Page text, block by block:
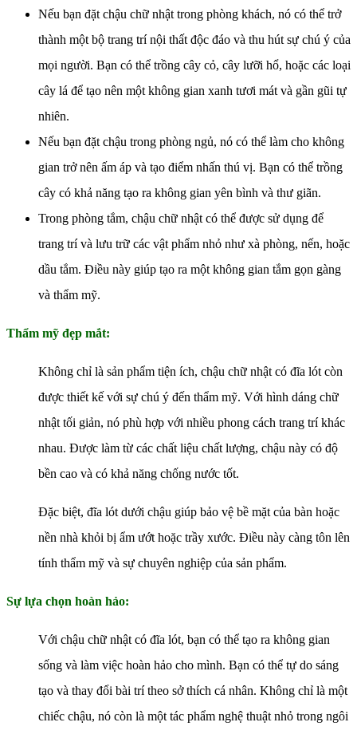
Nếu bạn đặt chậu chữ nhật trong phòng khách, nó có thể trở
thành một bộ trang trí nội thất độc đáo và thu hút sự chú ý của
mọi người. Bạn có thể trồng cây cỏ, cây lưỡi hổ, hoặc các loại
cây lá để tạo nên một không gian xanh tươi mát và gần gũi tự
nhiên.
Nếu bạn đặt chậu trong phòng ngủ, nó có thể làm cho không
gian trở nên ấm áp và tạo điểm nhấn thú vị. Bạn có thể trồng
cây có khả năng tạo ra không gian yên bình và thư giãn.
Trong phòng tắm, chậu chữ nhật có thể được sử dụng để
trang trí và lưu trữ các vật phẩm nhỏ như xà phòng, nến, hoặc
dầu tắm. Điều này giúp tạo ra một không gian tắm gọn gàng
và thẩm mỹ.
Thẩm mỹ đẹp mắt:
Không chỉ là sản phẩm tiện ích, chậu chữ nhật có đĩa lót còn
được thiết kế với sự chú ý đến thẩm mỹ. Với hình dáng chữ
nhật tối giản, nó phù hợp với nhiều phong cách trang trí khác
nhau. Được làm từ các chất liệu chất lượng, chậu này có độ
bền cao và có khả năng chống nước tốt.
Đặc biệt, đĩa lót dưới chậu giúp bảo vệ bề mặt của bàn hoặc
nền nhà khỏi bị ẩm ướt hoặc trầy xước. Điều này càng tôn lên
tính thẩm mỹ và sự chuyên nghiệp của sản phẩm.
Sự lựa chọn hoàn hảo:
Với chậu chữ nhật có đĩa lót, bạn có thể tạo ra không gian
sống và làm việc hoàn hảo cho mình. Bạn có thể tự do sáng
tạo và thay đổi bài trí theo sở thích cá nhân. Không chỉ là một
chiếc chậu, nó còn là một tác phẩm nghệ thuật nhỏ trong ngôi